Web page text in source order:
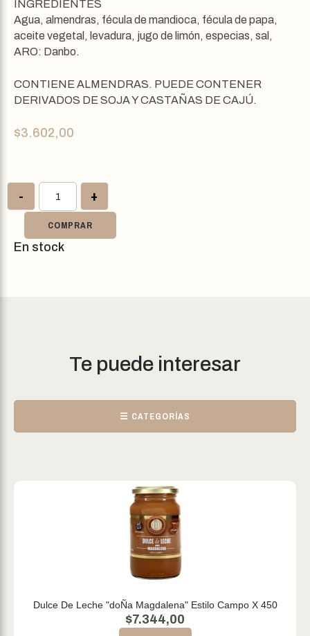
INGREDIENTES
Agua, almendras, fécula de mandioca, fécula de papa,
aceite vegetal, levadura, jugo de limón, especias, sal,
ARO: Danbo.
CONTIENE ALMENDRAS. PUEDE CONTENER
DERIVADOS DE SOJA Y CASTAÑAS DE CAJÚ.
$3.602,00
- +
COMPRAR
En stock
Te puede interesar
☰ CATEGORÍAS
Dulce De Leche "doÑa Magdalena" Estilo Campo X 450
$7.344,00